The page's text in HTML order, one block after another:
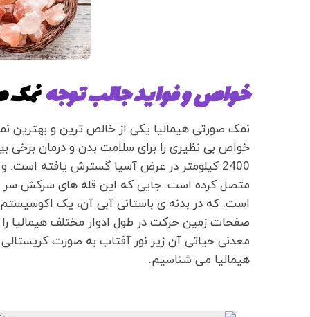
خواص و فواید جالب توجهنمک
نمک صورتی هیمالیا یکی از خالص ترین و بهترین
خواص بی نظیری را برای سلامت بدن و درمان برخی
2400 کیلومتر در عرض آسیا گسترش یافته
است. که در بدنه ی باستانی آبی آن، یک
صفحات زمین حرکت در طول ادوار مختلف هیمالیا
معدنی حیاتی آن زیر نور آفتاب به صورت
هیمالیا می شناسیم.